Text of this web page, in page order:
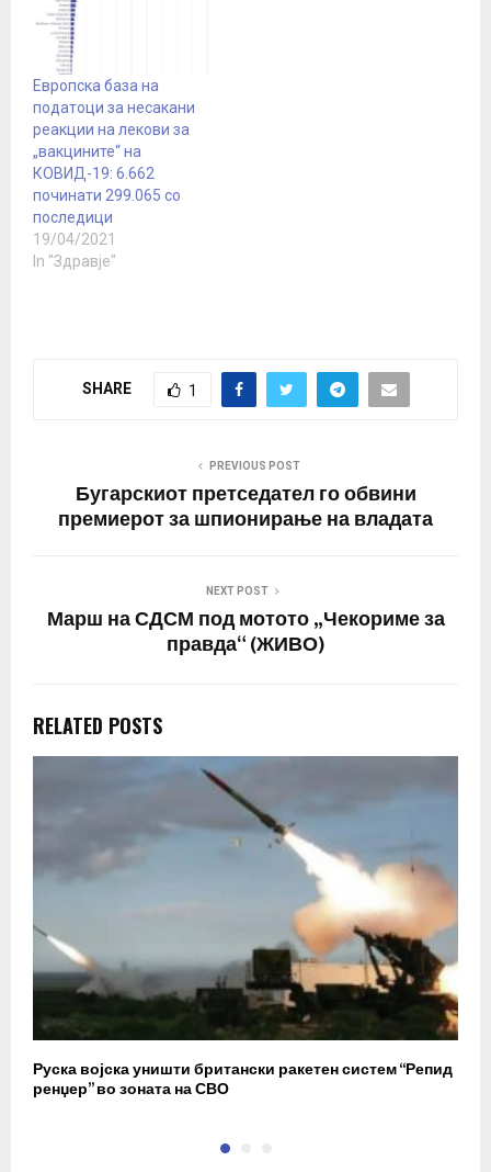
се најверојатно граѓани
на Таџикистан.
"Пожарот може да биде
резултат на краток спој
поради уредите…
Европска база на
податоци за несакани
реакции на лекови за
„вакцините“ на
КОВИД-19: 6.662
починати 299.065 со
последици
19/04/2021
In "Здравје"
SHARE 1
PREVIOUS POST
Бугарскиот претседател го обвини
премиерот за шпионирање на владата
NEXT POST
Марш на СДСМ под мотото „Чекориме за
правда“ (ЖИВО)
RELATED POSTS
Руска војска уништи британски ракетен систем “Репид
ренџер” во зоната на СВО